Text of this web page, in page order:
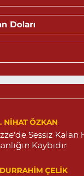
SELAHADDİN
CAD. NO:21 A
Yol Tarifi Al
STAD CADDESİ
NIHAT ÖZKAN
Sessiz Kalan
Kaybıdır
ÇELİK